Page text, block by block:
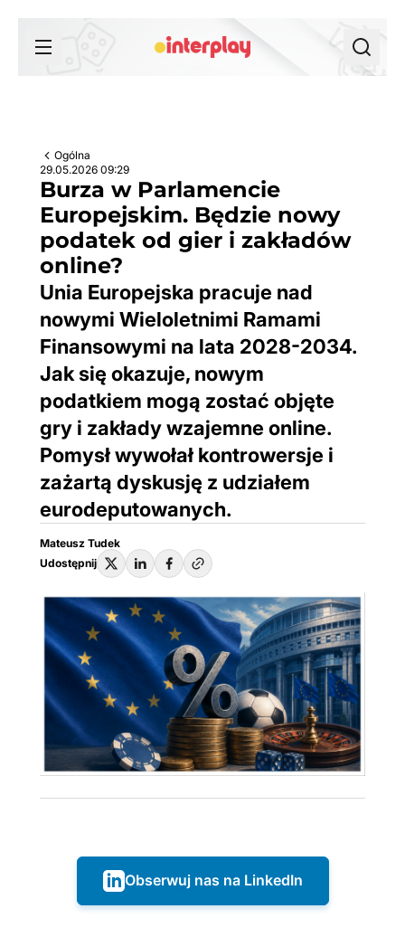
Ogólna
29.05.2026 09:29
Burza w Parlamencie
Europejskim. Będzie nowy
podatek od gier i zakładów
online?
Unia Europejska pracuje nad
nowymi Wieloletnimi Ramami
Finansowymi na lata 2028-2034.
Jak się okazuje, nowym
podatkiem mogą zostać objęte
gry i zakłady wzajemne online.
Pomysł wywołał kontrowersje i
zażartą dyskusję z udziałem
eurodeputowanych.
Mateusz Tudek
Udostępnij
Obserwuj nas na LinkedIn